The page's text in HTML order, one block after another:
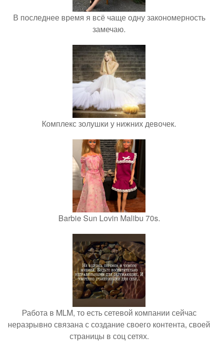
В последнее время я всё чаще одну закономерность
замечаю.
Комплекс золушки у нижних девочек.
Barbie Sun Lovin Malibu 70s.
Работа в MLM, то есть сетевой компании сейчас
неразрывно связана с создание своего контента, своей
страницы в соц сетях.